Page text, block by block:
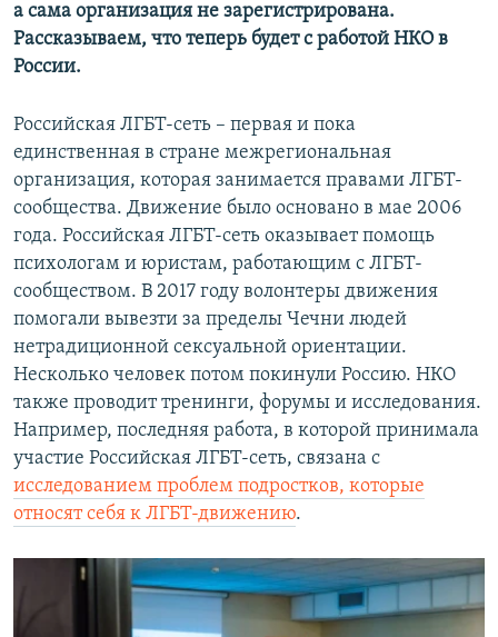
а сама организация не зарегистрирована.
Рассказываем, что теперь будет с работой НКО в
России.
Российская ЛГБТ-сеть – первая и пока
единственная в стране межрегиональная
организация, которая занимается правами ЛГБТ-
сообщества. Движение было основано в мае 2006
года. Российская ЛГБТ-сеть оказывает помощь
психологам и юристам, работающим с ЛГБТ-
сообществом. В 2017 году волонтеры движения
помогали вывезти за пределы Чечни людей
нетрадиционной сексуальной ориентации.
Несколько человек потом покинули Россию. НКО
также проводит тренинги, форумы и исследования.
Например, последняя работа, в которой принимала
участие Российская ЛГБТ-сеть, связана с
исследованием проблем подростков, которые
относят себя к ЛГБТ-движению.